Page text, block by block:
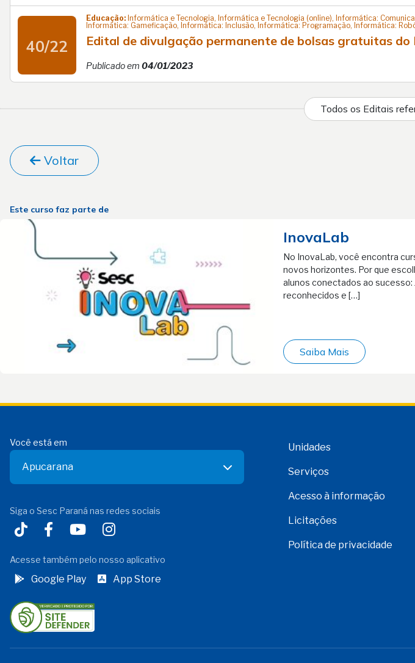
40/22
Educação: Informática e Tecnologia, Informática e Tecnologia (online), Informática:
Informática: Gameficação, Informática: Inclusão, Informática: Programação, Informática:
Edital de divulgação permanente de bolsas gratuitas do
Publicado em 04/01/2023
Todos os Editais
Voltar
Este curso faz parte de
InovaLab
No InovaLab, você encontra
novos horizontes. Por que
alunos conectados ao
reconhecidos e […]
Saiba Mais
Você está em
Apucarana
Siga o Sesc Paraná nas redes sociais
Acesse também pelo nosso aplicativo
Google Play App Store
Unidades
Serviços
Acesso à informação
Licitações
Política de privacidade